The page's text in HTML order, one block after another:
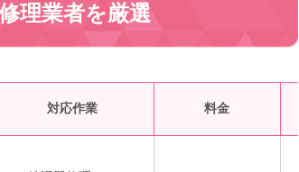
理業者を厳選
対応作業 料金